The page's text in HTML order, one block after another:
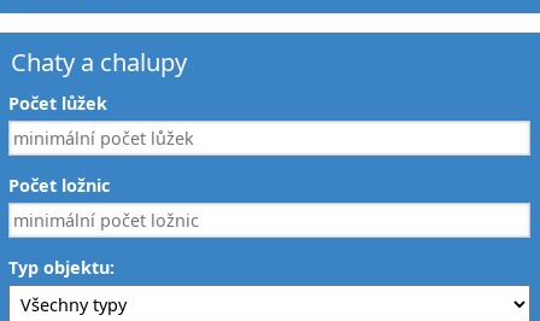
Chaty a chalupy
Počet lůžek
Počet ložnic
Typ objektu: